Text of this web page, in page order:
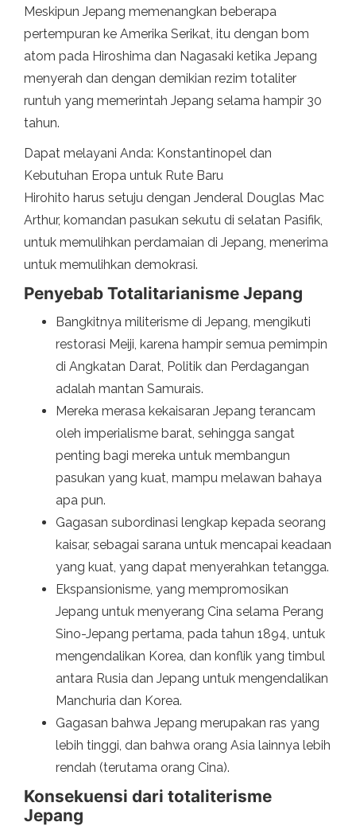
Meskipun Jepang memenangkan beberapa
pertempuran ke Amerika Serikat, itu dengan bom
atom pada Hiroshima dan Nagasaki ketika Jepang
menyerah dan dengan demikian rezim totaliter
runtuh yang memerintah Jepang selama hampir 30
tahun.
Dapat melayani Anda: Konstantinopel dan
Kebutuhan Eropa untuk Rute Baru
Hirohito harus setuju dengan Jenderal Douglas Mac
Arthur, komandan pasukan sekutu di selatan Pasifik,
untuk memulihkan perdamaian di Jepang, menerima
untuk memulihkan demokrasi.
Penyebab Totalitarianisme Jepang
Bangkitnya militerisme di Jepang, mengikuti
restorasi Meiji, karena hampir semua pemimpin
di Angkatan Darat, Politik dan Perdagangan
adalah mantan Samurais.
Mereka merasa kekaisaran Jepang terancam
oleh imperialisme barat, sehingga sangat
penting bagi mereka untuk membangun
pasukan yang kuat, mampu melawan bahaya
apa pun.
Gagasan subordinasi lengkap kepada seorang
kaisar, sebagai sarana untuk mencapai keadaan
yang kuat, yang dapat menyerahkan tetangga.
Ekspansionisme, yang mempromosikan
Jepang untuk menyerang Cina selama Perang
Sino-Jepang pertama, pada tahun 1894, untuk
mengendalikan Korea, dan konflik yang timbul
antara Rusia dan Jepang untuk mengendalikan
Manchuria dan Korea.
Gagasan bahwa Jepang merupakan ras yang
lebih tinggi, dan bahwa orang Asia lainnya lebih
rendah (terutama orang Cina).
Konsekuensi dari totaliterisme
Jepang